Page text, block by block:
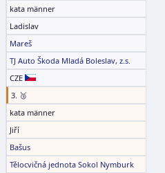
kata männer
Ladislav
Mareš
TJ Auto Škoda Mladá Boleslav, z.s.
CZE
3. 🥉
kata männer
Jiří
Bašus
Tělocvičná jednota Sokol Nymburk